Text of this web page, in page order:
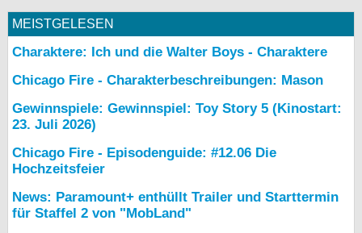
MEISTGELESEN
Charaktere: Ich und die Walter Boys - Charaktere
Chicago Fire - Charakterbeschreibungen: Mason
Gewinnspiele: Gewinnspiel: Toy Story 5 (Kinostart:
23. Juli 2026)
Chicago Fire - Episodenguide: #12.06 Die
Hochzeitsfeier
News: Paramount+ enthüllt Trailer und Starttermin
für Staffel 2 von "MobLand"